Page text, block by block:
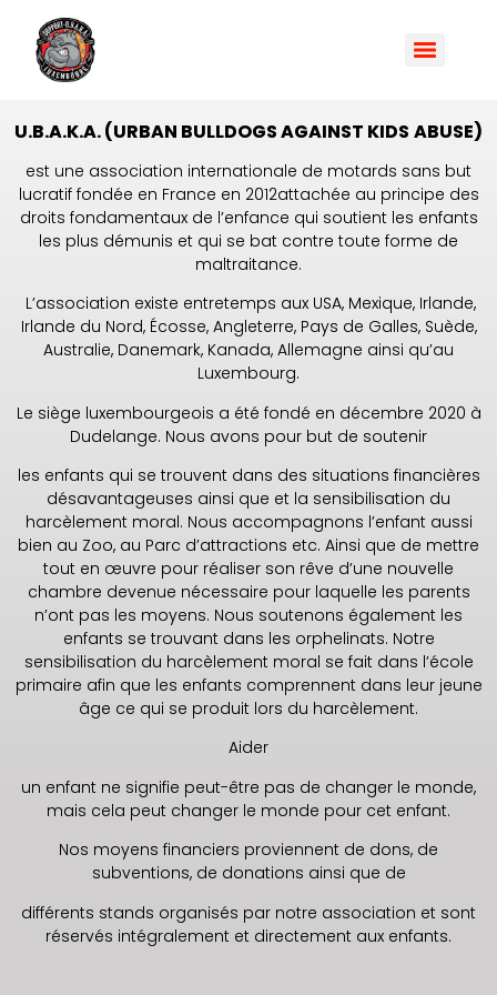
U.B.A.K.A. (URBAN BULLDOGS AGAINST KIDS ABUSE)
est une association internationale de motards sans but
lucratif fondée en France en 2012attachée au principe des
droits fondamentaux de l’enfance qui soutient les enfants
les plus démunis et qui se bat contre toute forme de
maltraitance.
L’association existe entretemps aux USA, Mexique, Irlande,
Irlande du Nord, Écosse, Angleterre, Pays de Galles, Suède,
Australie, Danemark, Kanada, Allemagne ainsi qu’au
Luxembourg.
Le siège luxembourgeois a été fondé en décembre 2020 à
Dudelange. Nous avons pour but de soutenir
les enfants qui se trouvent dans des situations financières
désavantageuses ainsi que et la sensibilisation du
harcèlement moral. Nous accompagnons l’enfant aussi
bien au Zoo, au Parc d’attractions etc. Ainsi que de mettre
tout en œuvre pour réaliser son rêve d’une nouvelle
chambre devenue nécessaire pour laquelle les parents
n’ont pas les moyens. Nous soutenons également les
enfants se trouvant dans les orphelinats. Notre
sensibilisation du harcèlement moral se fait dans l’école
primaire afin que les enfants comprennent dans leur jeune
âge ce qui se produit lors du harcèlement.
Aider
un enfant ne signifie peut-être pas de changer le monde,
mais cela peut changer le monde pour cet enfant.
Nos moyens financiers proviennent de dons, de
subventions, de donations ainsi que de
différents stands organisés par notre association et sont
réservés intégralement et directement aux enfants.